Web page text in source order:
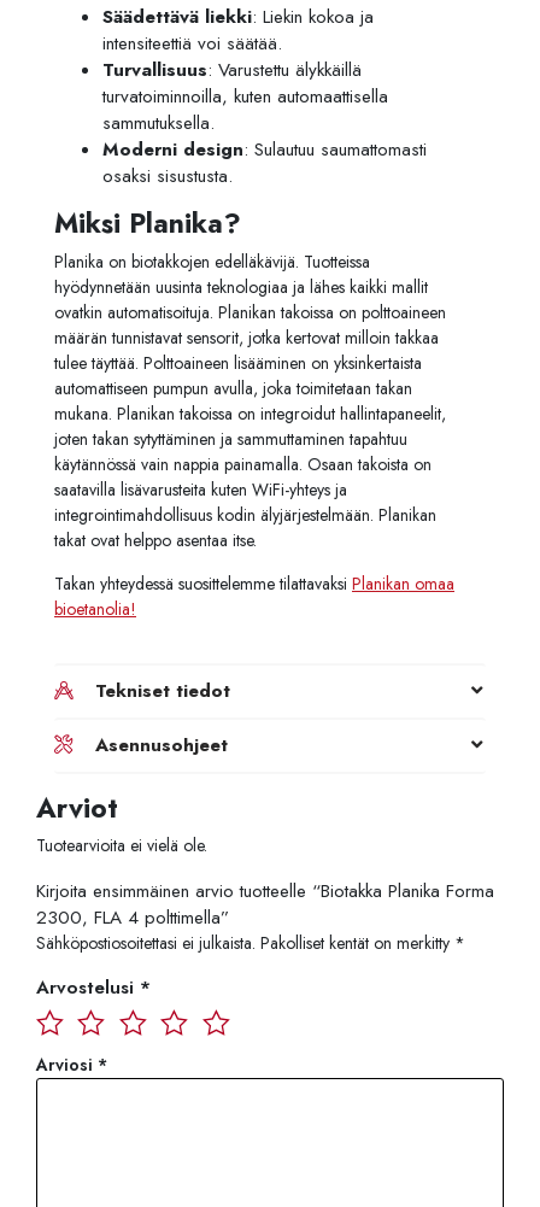
Säädettävä liekki: Liekin kokoa ja
intensiteettiä voi säätää.
Turvallisuus: Varustettu älykkäillä
turvatoiminnoilla, kuten automaattisella
sammutuksella.
Moderni design: Sulautuu saumattomasti
osaksi sisustusta.
Miksi Planika?
Planika on biotakkojen edelläkävijä. Tuotteissa
hyödynnetään uusinta teknologiaa ja lähes kaikki mallit
ovatkin automatisoituja. Planikan takoissa on polttoaineen
määrän tunnistavat sensorit, jotka kertovat milloin takkaa
tulee täyttää. Polttoaineen lisääminen on yksinkertaista
automattiseen pumpun avulla, joka toimitetaan takan
mukana. Planikan takoissa on integroidut hallintapaneelit,
joten takan sytyttäminen ja sammuttaminen tapahtuu
käytännössä vain nappia painamalla. Osaan takoista on
saatavilla lisävarusteita kuten WiFi-yhteys ja
integrointimahdollisuus kodin älyjärjestelmään. Planikan
takat ovat helppo asentaa itse.
Takan yhteydessä suosittelemme tilattavaksi Planikan omaa
bioetanolia!
Tekniset tiedot
Asennusohjeet
Arviot
Tuotearvioita ei vielä ole.
Kirjoita ensimmäinen arvio tuotteelle “Biotakka Planika Forma
2300, FLA 4 polttimella”
Sähköpostiosoitettasi ei julkaista. Pakolliset kentät on merkitty *
Arvostelusi *
Arviosi *